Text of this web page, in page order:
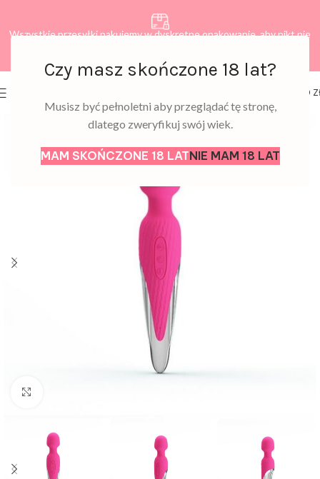
Czy masz skończone 18 lat?
Musisz być pełnoletni aby przeglądać tę stronę,
dlatego zweryfikuj swój wiek.
MAM SKOŃCZONE 18 LATNIE MAM 18 LAT
Wszystkie przesyłki pakujemy w dyskretne opakowanie, aby nikt nie
0,00